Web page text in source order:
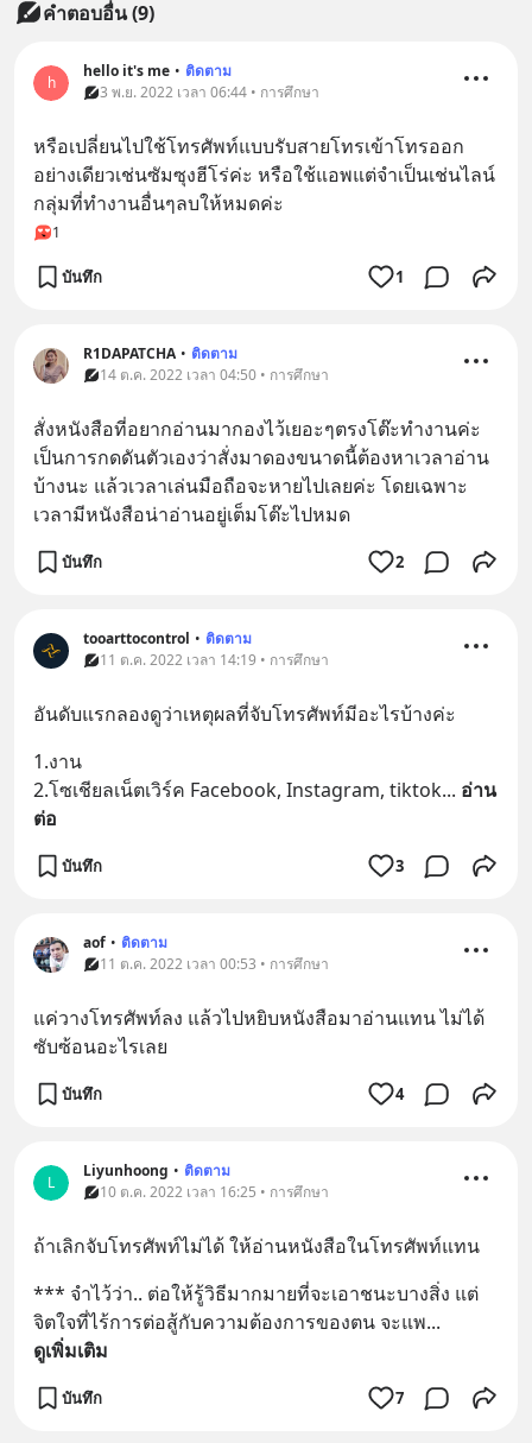
คำตอบอื่น(9)
h
hello it's me • ติดตาม
3 พ.ย. 2022 เวลา 06:44 • การศึกษา
หรือเปลี่ยนไปใช้โทรศัพท์แบบรับสายโทรเข้าโทรออก
อย่างเดียวเช่นซัมซุงฮีโร่ค่ะ หรือใช้แอพแต่จำเป็นเช่นไลน์
กลุ่มที่ทำงานอื่นๆลบให้หมดค่ะ
1
บันทึก 1
R1DAPATCHA • ติดตาม
14 ต.ค. 2022 เวลา 04:50 • การศึกษา
สั่งหนังสือที่อยากอ่านมากองไว้เยอะๆตรงโต๊ะทำงานค่ะ
เป็นการกดดันตัวเองว่าสั่งมาดองขนาดนี้ต้องหาเวลาอ่าน
บ้างนะ แล้วเวลาเล่นมือถือจะหายไปเลยค่ะ โดยเฉพาะ
เวลามีหนังสือน่าอ่านอยู่เต็มโต๊ะไปหมด
บันทึก 2
tooarttocontrol • ติดตาม
11 ต.ค. 2022 เวลา 14:19 • การศึกษา
อันดับแรกลองดูว่าเหตุผลที่จับโทรศัพท์​มีอะไรบ้างค่ะ
1.งาน
2.โซเชียล​เน็ตเวิร์ค​ Facebook, Instagram, tiktok... อ่าน
ต่อ
บันทึก 3
aof • ติดตาม
11 ต.ค. 2022 เวลา 00:53 • การศึกษา
แค่วางโทรศัพท์ลง แล้วไปหยิบหนังสือมาอ่านแทน ไม่ได้
ซับซ้อนอะไรเลย
บันทึก 4
L
Liyunhoong • ติดตาม
10 ต.ค. 2022 เวลา 16:25 • การศึกษา
ถ้าเลิกจับโทรศัพท์ไม่ได้ ให้อ่านหนังสือในโทรศัพท์แทน
*** จำไว้ว่า.. ต่อให้รู้วิธีมากมายที่จะเอาชนะบางสิ่ง แต่
จิตใจที่ไร้การต่อสู้กับความต้องการของตน จะแพ...
ดูเพิ่มเติม
บันทึก 7